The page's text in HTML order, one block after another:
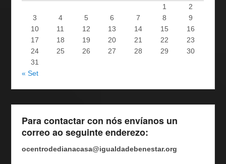
1
2
3
4 5 6 7 8
9
10
11 12 13 14 15
16
17
18 19 20 21 22
23
24
25 26 27 28 29
30
31
« Set
Para contactar con nós envíanos un
correo ao seguinte enderezo:
ocentrodedianacasa@igualdadebenestar.org